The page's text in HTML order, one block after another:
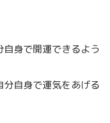
身で開運できるよう
自身で運気をあげる